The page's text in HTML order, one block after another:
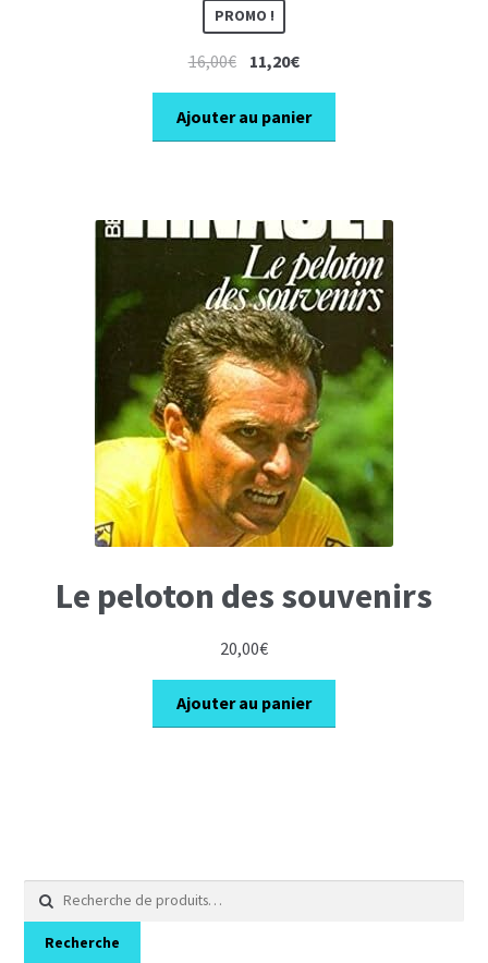
PROMO !
16,00€ Le
prix
initial
était :
11,20€Le
prix
actuel
est :
Ajouter au panier
Le peloton des souvenirs
20,00€
Ajouter au panier
Recherche
pour :
Recherche